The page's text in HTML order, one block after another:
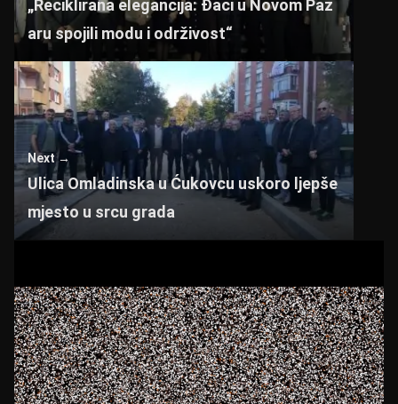
k
„Reciklirana elegancija: Đaci u Novom Paz
aru spojili modu i održivost“
Next →
Ulica Omladinska u Ćukovcu uskoro ljepše
mjesto u srcu grada